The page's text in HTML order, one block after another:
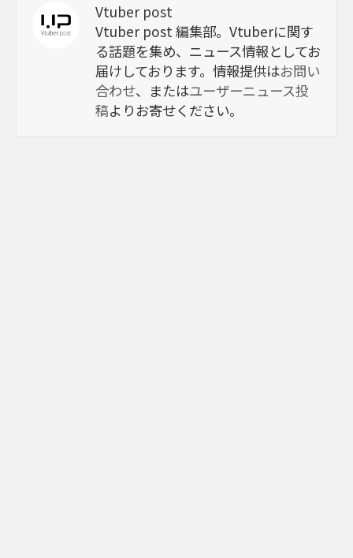
Vtuber post
Vtuber post 編集部。Vtuberに関す
る話題を集め、ニュース情報としてお
届けしております。情報提供はお問い
合わせ、またはユーザーニュース投
稿よりお寄せください。